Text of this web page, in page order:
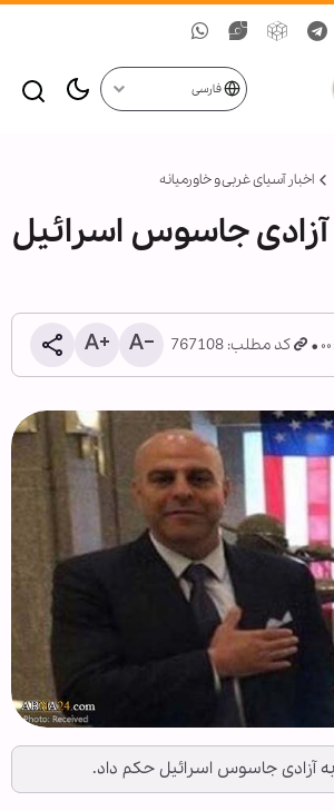
فارسی
اخبار آسیای غربی و خاورمیانه
جاسوس اسرائیل
کد مطلب: 767108
به آزادی جاسوس اسرائیل حکم داد.